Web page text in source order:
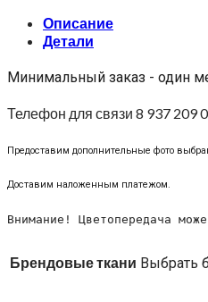
Описание
Детали
Минимальный заказ - один
Телефон для связи 8 937 209
Предоставим дополнительные фото
Доставим наложенным платежом.
Внимание! Цветопередача
Брендовые ткани Выбрать